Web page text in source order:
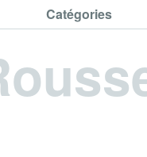
Catégories